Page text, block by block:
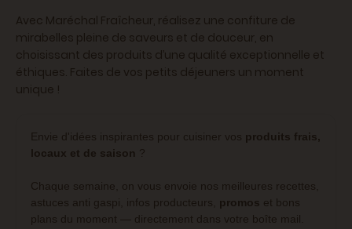
Avec Maréchal Fraîcheur, réalisez une confiture de
mirabelles pleine de saveurs et de douceur, en
choisissant des produits d’une qualité exceptionnelle et
éthiques. Faites de vos petits déjeuners un moment
unique !
Envie d'idées inspirantes pour cuisiner vos produits frais,
locaux et de saison ?
Chaque semaine, on vous envoie nos meilleures recettes,
astuces anti gaspi, infos producteurs, promos et bons
plans du moment — directement dans votre boîte mail.